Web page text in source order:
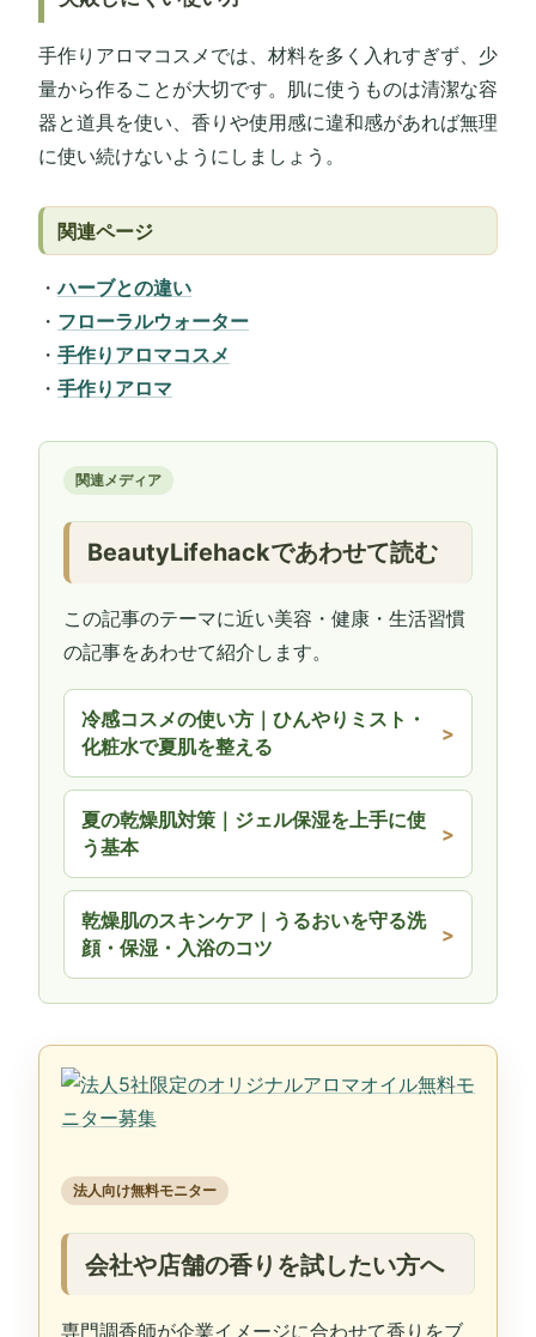
手作りアロマコスメでは、材料を多く入れすぎず、少
量から作ることが大切です。肌に使うものは清潔な容
器と道具を使い、香りや使用感に違和感があれば無理
に使い続けないようにしましょう。
関連ページ
・ハーブとの違い
・ フローラルウォーター
・ 手作りアロマコスメ
・ 手作りアロマ
関連メディア
BeautyLifehackであわせて読む
この記事のテーマに近い美容・健康・生活習慣
の記事をあわせて紹介します。
冷感コスメの使い方｜ひんやりミスト・
化粧水で夏肌を整える
夏の乾燥肌対策｜ジェル保湿を上手に使
う基本
乾燥肌のスキンケア｜うるおいを守る洗
顔・保湿・入浴のコツ
法人向け無料モニター
会社や店舗の香りを試したい方へ
専門調香師が企業イメージに合わせて香りをブ